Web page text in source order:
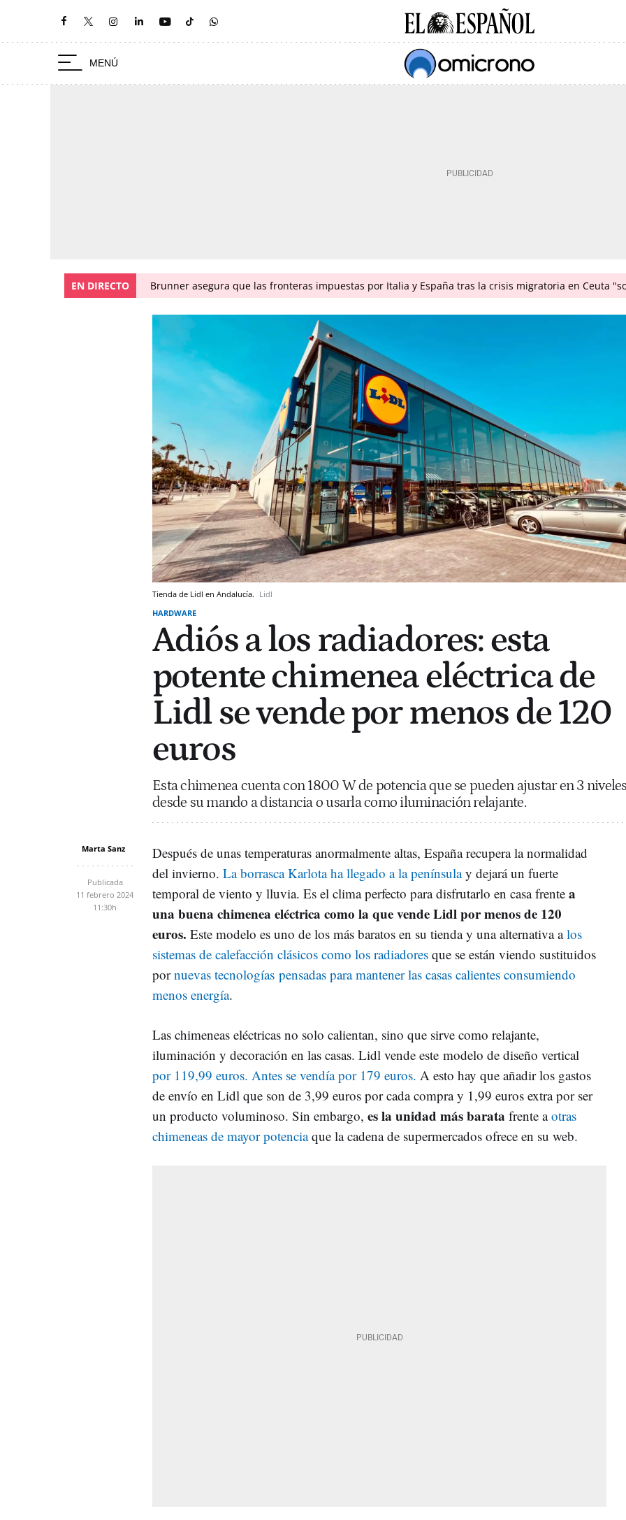
EN DIRECTO Brunner asegura que las fronteras impuestas por Italia y España tras la crisis migratoria en Ceuta
Tienda de Lidl en Andalucía. Lidl
HARDWARE
Adiós a los radiadores: esta
potente chimenea eléctrica de
Lidl se vende por menos de 120
euros
Esta chimenea cuenta con 1800 W de potencia que se pueden ajustar en 3
desde su mando a distancia o usarla como iluminación relajante.
Marta Sanz
Publicada
11 febrero 2024
11:30h
Después de unas temperaturas anormalmente altas, España recupera la normalidad
del invierno. La borrasca Karlota ha llegado a la penínsulay dejará un fuerte
temporal de viento y lluvia. Es el clima perfecto para disfrutarlo en casa frente a
una buena chimenea eléctrica como la que vende Lidl por menos de 120
euros. Este modelo es uno de los más baratos en su tienda y una alternativa alos
sistemas de calefacción clásicos como los radiadores que se están viendo sustituidos
pornuevas tecnologías pensadas para mantener las casas calientes consumiendo
menos energía.
Las chimeneas eléctricas no solo calientan, sino que sirve como relajante,
iluminación y decoración en las casas. Lidl vende este modelo de diseño vertical
por 119,99 euros. Antes se vendía por 179 euros. A esto hay que añadir los gastos
de envío en Lidl que son de 3,99 euros por cada compra y 1,99 euros extra por ser
un producto voluminoso. Sin embargo, es la unidad más barata frente aotras
chimeneas de mayor potenciaque la cadena de supermercados ofrece en su web.